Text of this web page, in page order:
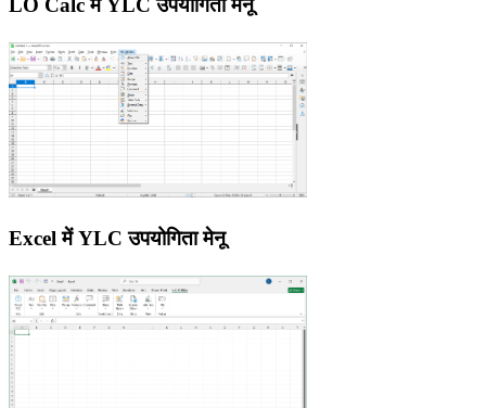
LO Calc में YLC उपयोगिता मेनू
Excel में YLC उपयोगिता मेनू